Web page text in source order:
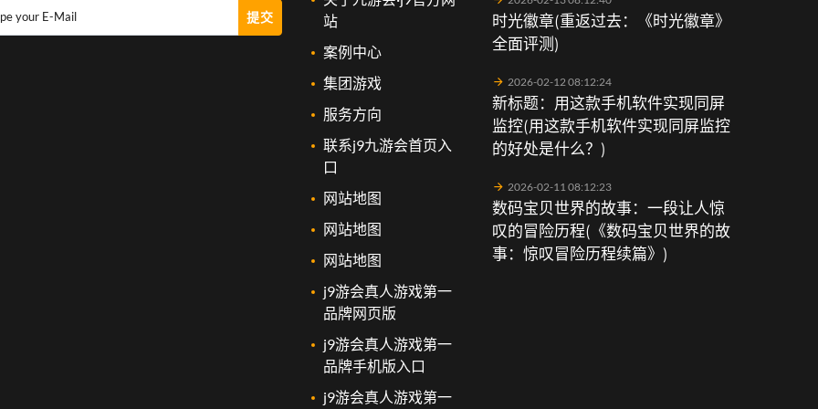
时光徽章(重返过去：《时光徽章》
全面评测)
2026-02-12 08:12:24
新标题：用这款手机软件实现同屏
监控(用这款手机软件实现同屏监控
的好处是什么？)
2026-02-11 08:12:23
数码宝贝世界的故事：一段让人惊
叹的冒险历程(《数码宝贝世界的故
事：惊叹冒险历程续篇》)
站
案例中心
集团游戏
服务方向
联系j9九游会首页入
口
网站地图
网站地图
网站地图
j9游会真人游戏第一
品牌网页版
j9游会真人游戏第一
品牌手机版入口
j9游会真人游戏第一
your E-Mail 提交